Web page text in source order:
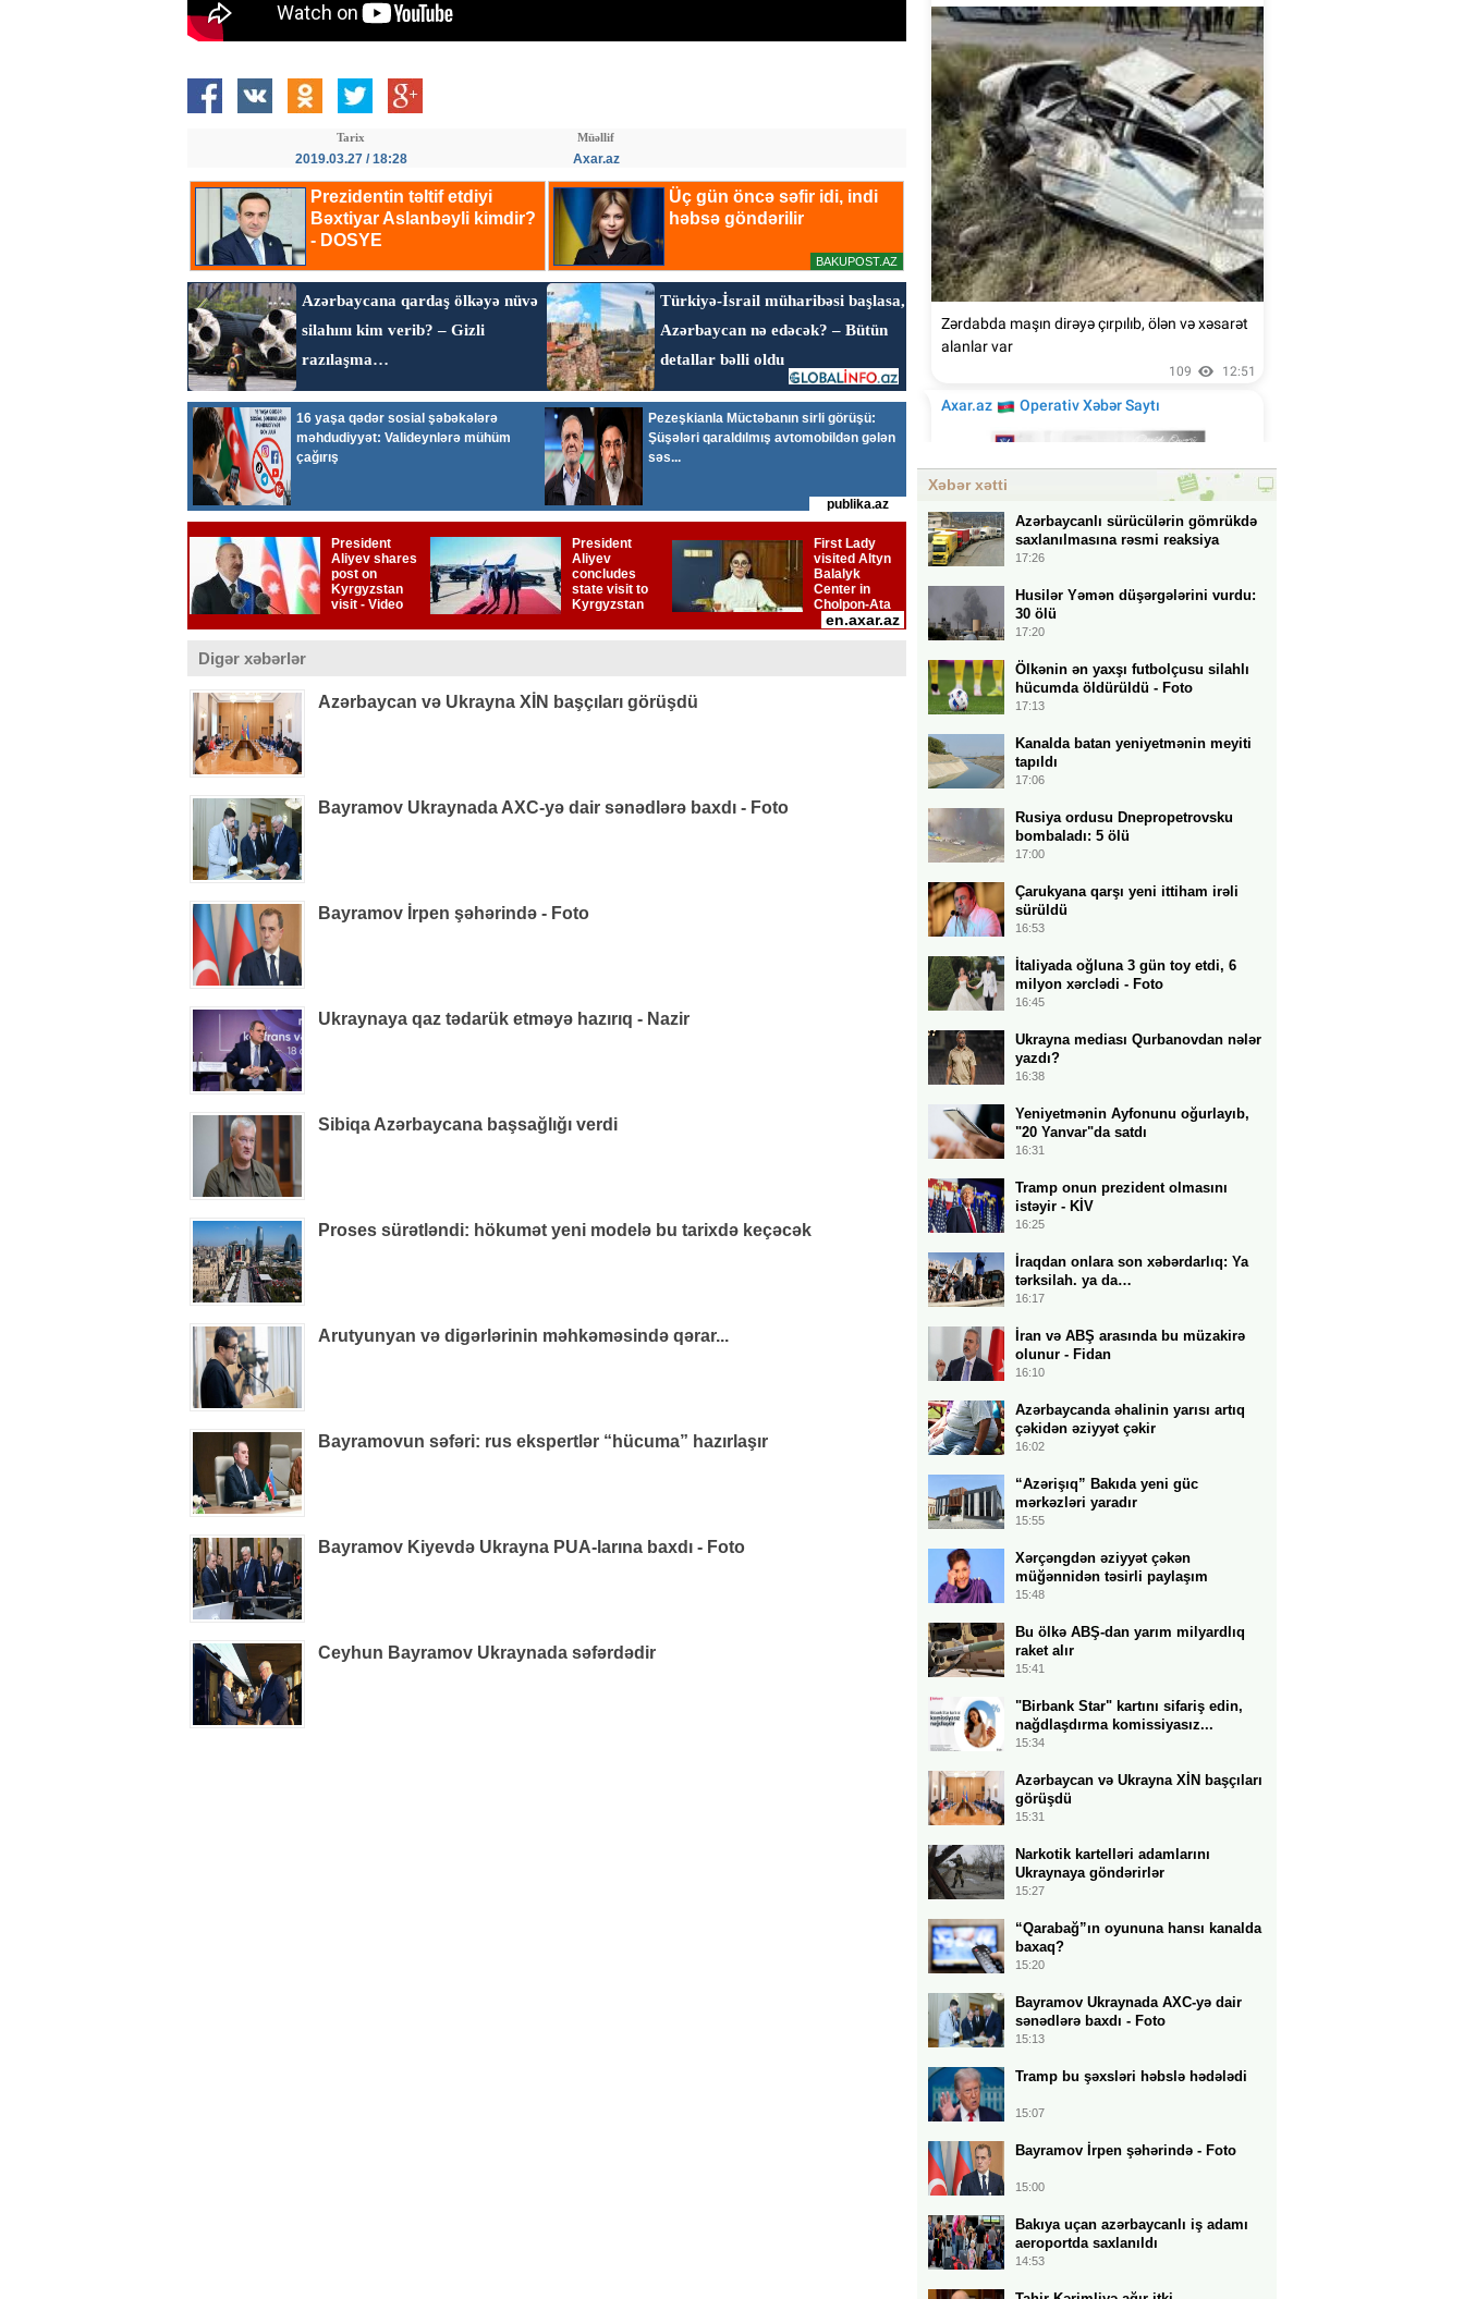
Tarix
2019.03.27 / 18:28
Müəllif
Axar.az
Digər xəbərlər
Azərbaycan və Ukrayna XİN başçıları görüşdü
Bayramov Ukraynada AXC-yə dair sənədlərə baxdı - Foto
Bayramov İrpen şəhərində - Foto
Ukraynaya qaz tədarük etməyə hazırıq - Nazir
Sibiqa Azərbaycana başsağlığı verdi
Proses sürətləndi: hökumət yeni modelə bu tarixdə keçəcək
Arutyunyan və digərlərinin məhkəməsində qərar...
Bayramovun səfəri: rus ekspertlər “hücuma” hazırlaşır
Bayramov Kiyevdə Ukrayna PUA-larına baxdı - Foto
Ceyhun Bayramov Ukraynada səfərdədir
Xəbər xətti
Azərbaycanlı sürücülərin gömrükdə
saxlanılmasına rəsmi reaksiya
17:26
Husilər Yəmən düşərgələrini vurdu:
30 ölü
17:20
Ölkənin ən yaxşı futbolçusu silahlı
hücumda öldürüldü - Foto
17:13
Kanalda batan yeniyetmənin meyiti
tapıldı
17:06
Rusiya ordusu Dnepropetrovsku
bombaladı: 5 ölü
17:00
Çarukyana qarşı yeni ittiham irəli
sürüldü
16:53
İtaliyada oğluna 3 gün toy etdi, 6
milyon xərclədi - Foto
16:45
Ukrayna mediası Qurbanovdan nələr
yazdı?
16:38
Yeniyetmənin Ayfonunu oğurlayıb,
"20 Yanvar"da satdı
16:31
Tramp onun prezident olmasını
istəyir - KİV
16:25
İraqdan onlara son xəbərdarlıq: Ya
tərksilah. ya da…
16:17
İran və ABŞ arasında bu müzakirə
olunur - Fidan
16:10
Azərbaycanda əhalinin yarısı artıq
çəkidən əziyyət çəkir
16:02
“Azərişıq” Bakıda yeni güc
mərkəzləri yaradır
15:55
Xərçəngdən əziyyət çəkən
müğənnidən təsirli paylaşım
15:48
Bu ölkə ABŞ-dan yarım milyardlıq
raket alır
15:41
"Birbank Star" kartını sifariş edin,
nağdlaşdırma komissiyasız...
15:34
Azərbaycan və Ukrayna XİN başçıları
görüşdü
15:31
Narkotik kartelləri adamlarını
Ukraynaya göndərirlər
15:27
“Qarabağ”ın oyununa hansı kanalda
baxaq?
15:20
Bayramov Ukraynada AXC-yə dair
sənədlərə baxdı - Foto
15:13
Tramp bu şəxsləri həbslə hədələdi
15:07
Bayramov İrpen şəhərində - Foto
15:00
Bakıya uçan azərbaycanlı iş adamı
aeroportda saxlanıldı
14:53